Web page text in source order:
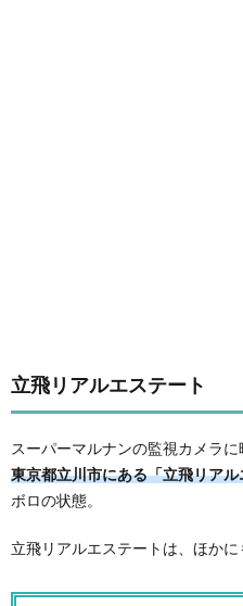
立飛リアルエステート
スーパーマルナンの監視カメラ
東京都立川市にある「立飛リア
ボロの状態。
立飛リアルエステートは、ほかに